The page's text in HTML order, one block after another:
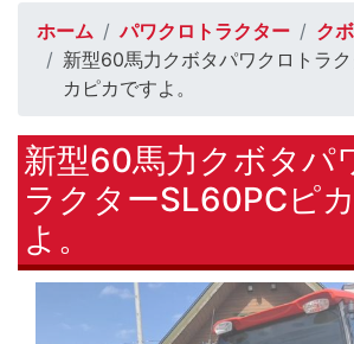
ホーム パワクロトラクター
ク
新型60馬力クボタパワクロトラ
カピカですよ。
新型60馬力クボタパ
ラクターSL60PCピ
よ。